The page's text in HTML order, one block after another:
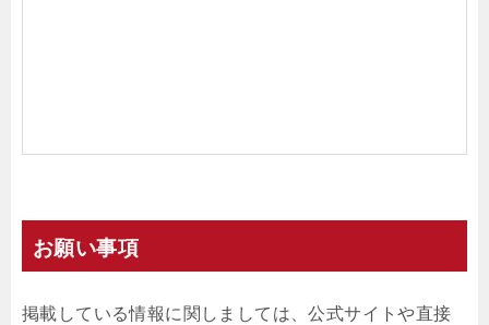
お願い事項
掲載している情報に関しましては、公式サイトや直接